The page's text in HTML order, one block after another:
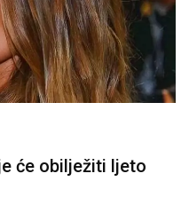
će obilježiti ljeto